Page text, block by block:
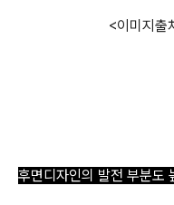
<이미지
후면디자인의 발전 부분도